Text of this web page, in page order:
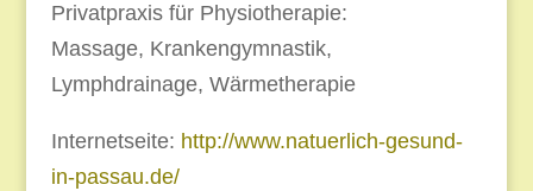
Privatpraxis für Physiotherapie:
Massage, Krankengymnastik,
Lymphdrainage, Wärmetherapie
Internetseite: http://www.natuerlich-gesund-
in-passau.de/